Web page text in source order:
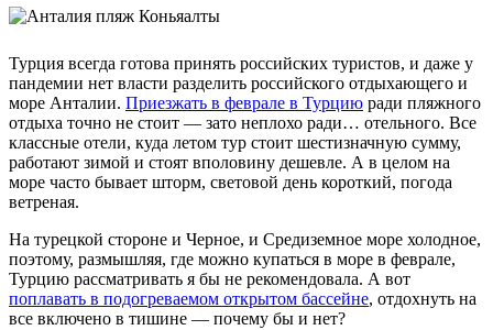
Турция всегда готова принять российских туристов, и даже у
пандемии нет власти разделить российского отдыхающего и
море Анталии. Приезжать в феврале в Турцию ради пляжного
отдыха точно не стоит — зато неплохо ради… отельного. Все
классные отели, куда летом тур стоит шестизначную сумму,
работают зимой и стоят вполовину дешевле. А в целом на
море часто бывает шторм, световой день короткий, погода
ветреная.
На турецкой стороне и Черное, и Средиземное море холодное,
поэтому, размышляя, где можно купаться в море в феврале,
Турцию рассматривать я бы не рекомендовала. А вот
поплавать в подогреваемом открытом бассейне, отдохнуть на
все включено в тишине — почему бы и нет?